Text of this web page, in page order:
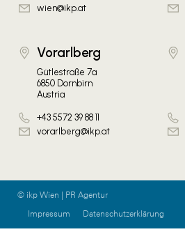
wien@ikp.at
Vorarlberg
Gütlestraße 7a
6850 Dornbirn
Austria
+43 5572 39 88 11
vorarlberg@ikp.at
© ikp Wien | PR Agentur
Impressum
Datenschutzerklärung